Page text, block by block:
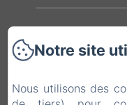
Notre site
Nous utilisons des